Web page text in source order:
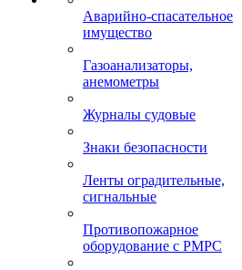
Аварийно-спасательное
имущество
Газоанализаторы,
анемометры
Журналы судовые
Знаки безопасности
Ленты оградительные,
сигнальные
Противопожарное
оборудование с РМРС